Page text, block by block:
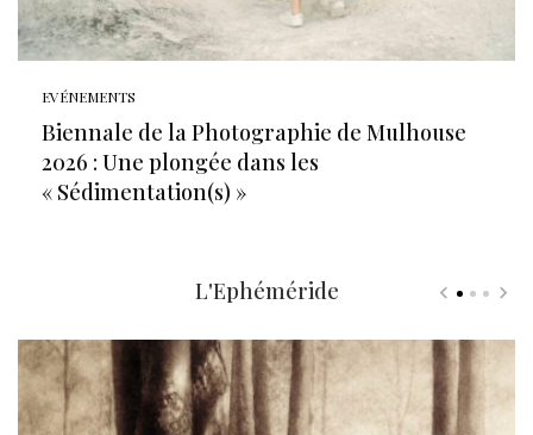
EVÉNEMENTS
Biennale de la Photographie de Mulhouse
2026 : Une plongée dans les
« Sédimentation(s) »
L'Ephéméride